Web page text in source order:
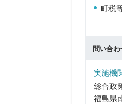
町税
問い合
実施機
総合政
福島県